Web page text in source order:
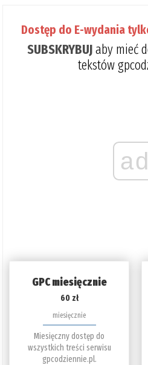
Dostęp do E-wydania
SUBSKRYBUJaby mieć
tekstów
ad
GPC miesięcznie
60 zł
miesięcznie
Miesięczny dostęp do
wszystkich treści serwisu
gpcodziennie.pl.